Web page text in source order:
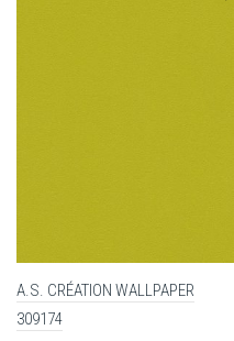
A.S. CRÉATION WALLPAPER
309174